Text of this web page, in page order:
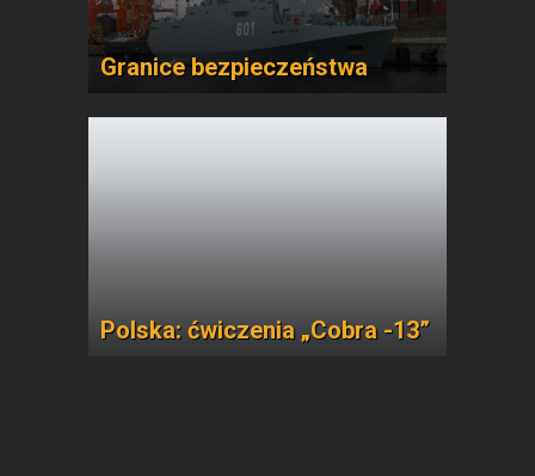
Granice bezpieczeństwa
Polska: ćwiczenia „Cobra -13”